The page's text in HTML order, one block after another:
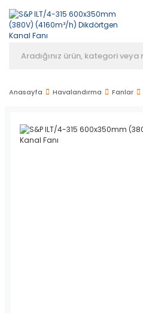
Anasayfa Havalandırma Fanlar